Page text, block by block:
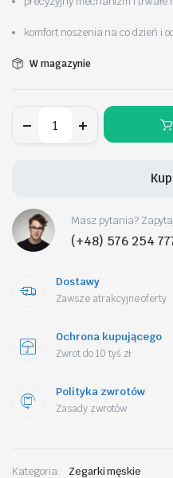
komfort noszenia na co dzień i
W magazynie
Męski
BOX
ilość
Masz pytania?
(+48) 576 254
Dostawy
Zawsze atrakcyjne oferty
Ochrona kupującego
Zwrot do 10 tyś zł
Polityka zwrotów
Zasady zwrotów
Kategoria: Zegarki męskie